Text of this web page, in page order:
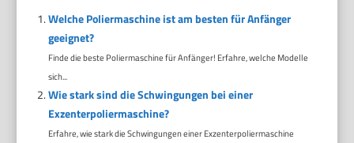
Welche Poliermaschine ist am besten für Anfänger
geeignet?
Finde die beste Poliermaschine für Anfänger! Erfahre, welche Modelle
sich...
Wie stark sind die Schwingungen bei einer
Exzenterpoliermaschine?
Erfahre, wie stark die Schwingungen einer Exzenterpoliermaschine